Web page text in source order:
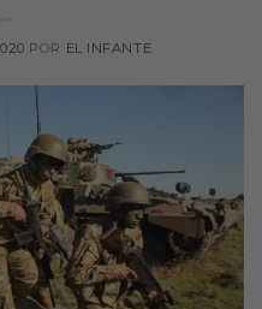
POR EL INFANTE